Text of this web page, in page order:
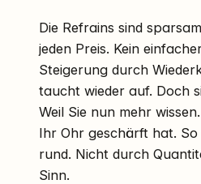
Die Refrains sind
jeden Preis. Kein
Steigerung durch
taucht wieder auf. Doch
Weil Sie nun mehr
Ihr Ohr geschärft hat. So
rund. Nicht durch
Sinn.